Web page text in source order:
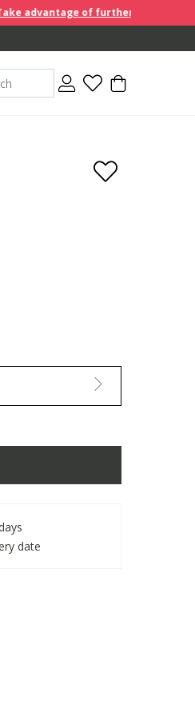
of further reductions and start
date